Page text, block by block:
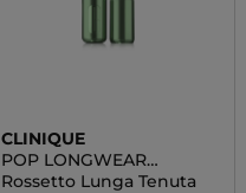
CLINIQUE
POP LONGWEAR
LIPSTICK
Rossetto Lunga Tenuta